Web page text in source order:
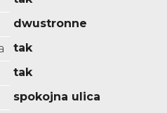
dwustronne
tak
tak
spokojna ulica